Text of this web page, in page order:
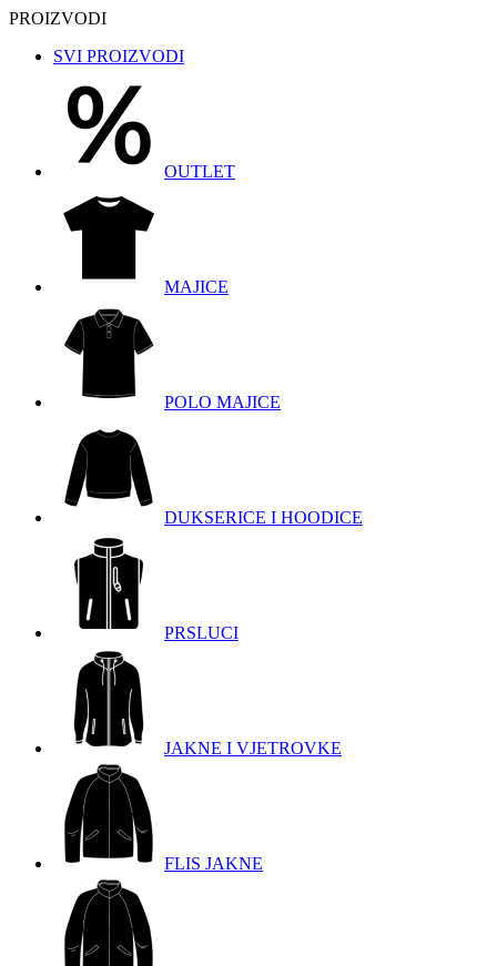
PROIZVODI
SVI PROIZVODI
OUTLET
MAJICE
POLO MAJICE
DUKSERICE I HOODICE
PRSLUCI
JAKNE I VJETROVKE
FLIS JAKNE